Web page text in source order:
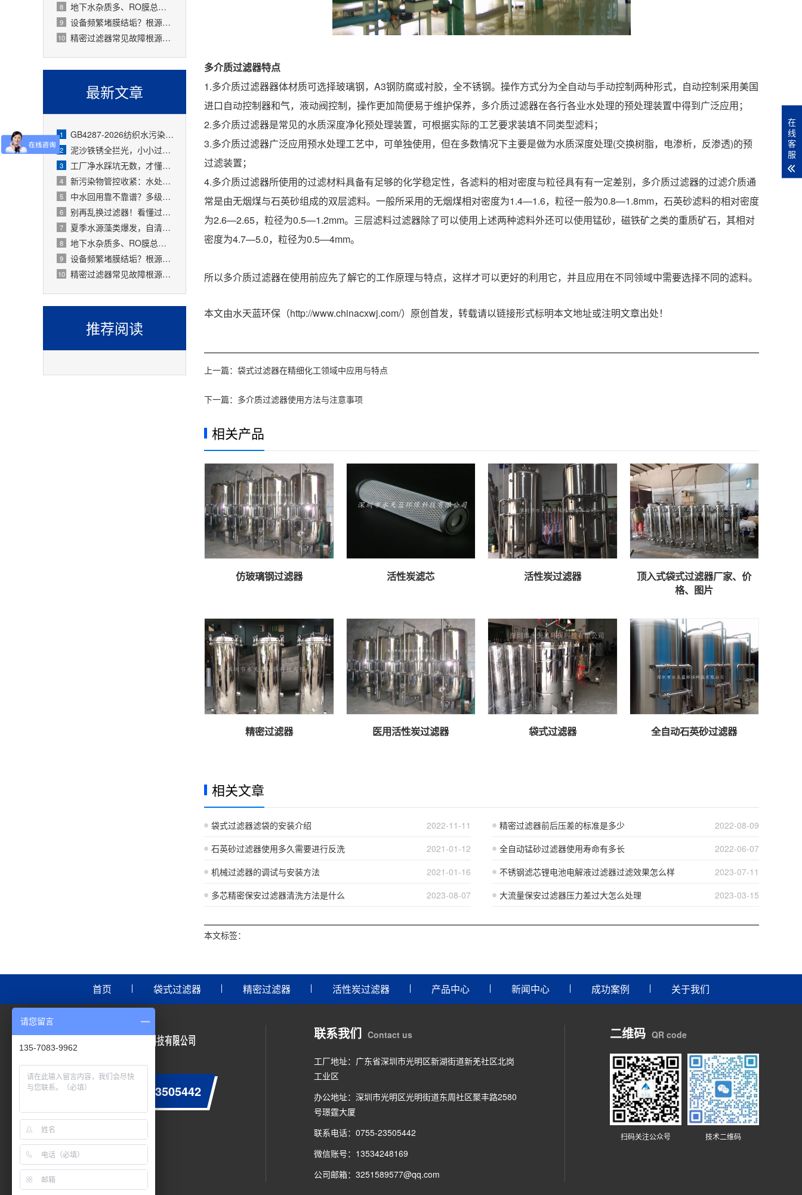
8 地下水杂质多、RO膜总报废！一支滤芯过滤器就能大幅延寿
9 设备频繁堵膜结垢？根源就是前置水处理过滤器没配对
10 精密过滤器常见故障根源有哪些？
最新文章
1 GB4287-2026纺织水污染物新标准实施，前端过滤器成企业环保刚需
2 泥沙铁锈全拦光，小小过滤器拯救整套水处理设备
3 工厂净水踩坑无数，才懂过滤器是整套工艺的地基
4 新污染物管控收紧：水处理精密过滤器可截留微塑料、微量有害物质
5 中水回用靠不靠谱？多级过滤器层层过滤，出水达标可循环
6 别再乱换过滤器！看懂过滤精度，水处理过滤器少花冤枉钱
7 夏季水源藻类爆发，自清洗过滤器搞定原水预处理难题
8 地下水杂质多、RO膜总报废！一支滤芯过滤器就能大幅延寿
9 设备频繁堵膜结垢？根源就是前置水处理过滤器没配对
10 精密过滤器常见故障根源有哪些？
推荐阅读
多介质过滤器特点
1.多介质过滤器器体材质可选择玻璃钢，A3钢防腐或衬胶，全不锈钢。操作方式分为全自动与手动控制两种形式，自动控制采用美国
进口自动控制器和气，液动阀控制，操作更加简便易于维护保养，多介质过滤器在各行各业水处理的预处理装置中得到广泛应用；
2.多介质过滤器是常见的水质深度净化预处理装置，可根据实际的工艺要求装填不同类型滤料；
3.多介质过滤器广泛应用预水处理工艺中，可单独使用，但在多数情况下主要是做为水质深度处理(交换树脂，电渗析，反渗透)的预
过滤装置；
4.多介质过滤器所使用的过滤材料具备有足够的化学稳定性，各滤料的相对密度与粒径具有有一定差别，多介质过滤器的过滤介质通
常是由无烟煤与石英砂组成的双层滤料。一般所采用的无烟煤相对密度为1.4—1.6，粒径一般为0.8—1.8mm，石英砂滤料的相对密度
为2.6—2.65，粒径为0.5—1.2mm。三层滤料过滤器除了可以使用上述两种滤料外还可以使用锰砂，磁铁矿之类的重质矿石，其相对
密度为4.7—5.0，粒径为0.5—4mm。
所以多介质过滤器在使用前应先了解它的工作原理与特点，这样才可以更好的利用它，并且应用在不同领域中需要选择不同的滤料。
本文由水天蓝环保（http://www.chinacxwj.com/）原创首发，转载请以链接形式标明本文地址或注明文章出处！
上一篇： 袋式过滤器在精细化工领域中应用与特点
下一篇： 多介质过滤器使用方法与注意事项
相关产品
仿玻璃钢过滤器 活性炭滤芯 活性炭过滤器
顶入式袋式过滤器厂家、价
格、图片
精密过滤器 医用活性炭过滤器 袋式过滤器 全自动石英砂过滤器
相关文章
2022-11-11
袋式过滤器滤袋的安装介绍 2022-08-09
精密过滤器前后压差的标准是多少
2021-01-12
石英砂过滤器使用多久需要进行反洗 2022-06-07
全自动锰砂过滤器使用寿命有多长
2021-01-16
机械过滤器的调试与安装方法 2023-07-11
不锈钢滤芯锂电池电解液过滤器过滤效果怎么样
2023-08-07
多芯精密保安过滤器清洗方法是什么 2023-03-15
大流量保安过滤器压力差过大怎么处理
本文标签：
首页 袋式过滤器 精密过滤器 活性炭过滤器 产品中心 新闻中心 成功案例 关于我们
咨询服务热线： 0755-23505442
联系我们 Contact us
工厂地址：广东省深圳市光明区新湖街道新羌社区北岗
工业区
办公地址：深圳市光明区光明街道东周社区聚丰路2580
号璟霆大厦
联系电话：0755-23505442
微信账号：13534248169
公司邮箱：3251589577@qq.com
二维码 QR code
扫码关注公众号 技术二维码
在
线
客
服
请您留言
135-7083-9962